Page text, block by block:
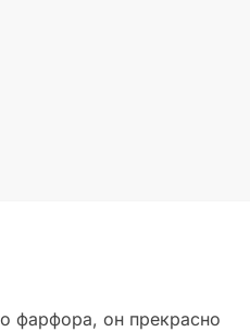
фарфора, он прекрасно